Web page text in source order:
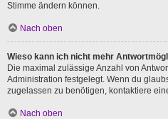
Stimme ändern können.
Nach oben
Wieso kann ich nicht mehr
Die maximal zulässige Anzahl von
Administration festgelegt. Wenn du
zugelassen zu benötigen, kontaktiere
Nach oben